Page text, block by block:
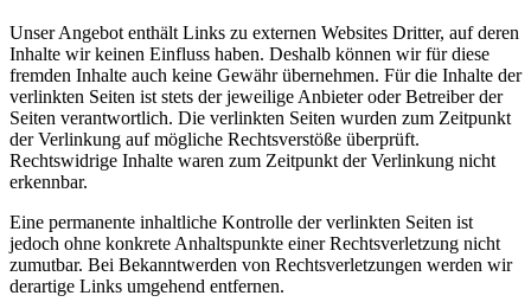
Unser Angebot enthält Links zu externen Websites Dritter, auf deren
Inhalte wir keinen Einfluss haben. Deshalb können wir für diese
fremden Inhalte auch keine Gewähr übernehmen. Für die Inhalte der
verlinkten Seiten ist stets der jeweilige Anbieter oder Betreiber der
Seiten verantwortlich. Die verlinkten Seiten wurden zum Zeitpunkt
der Verlinkung auf mögliche Rechtsverstöße überprüft.
Rechtswidrige Inhalte waren zum Zeitpunkt der Verlinkung nicht
erkennbar.
Eine permanente inhaltliche Kontrolle der verlinkten Seiten ist
jedoch ohne konkrete Anhaltspunkte einer Rechtsverletzung nicht
zumutbar. Bei Bekanntwerden von Rechtsverletzungen werden wir
derartige Links umgehend entfernen.